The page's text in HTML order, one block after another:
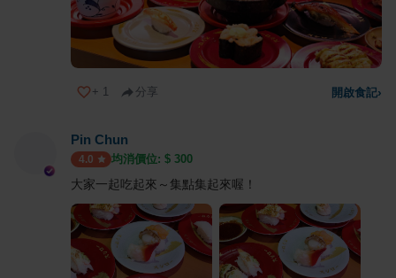
+ 1 分享 開啟食記›
Pin Chun
4.0 均消價位: $ 300
大家一起吃起來～集點集起來喔！